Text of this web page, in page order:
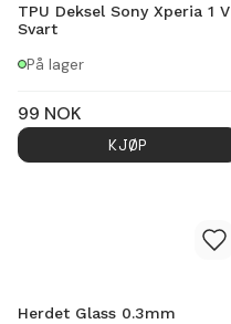
TPU Deksel Sony Xperia 1 V
Svart
På lager
99 NOK
KJØP
Herdet Glass 0.3mm